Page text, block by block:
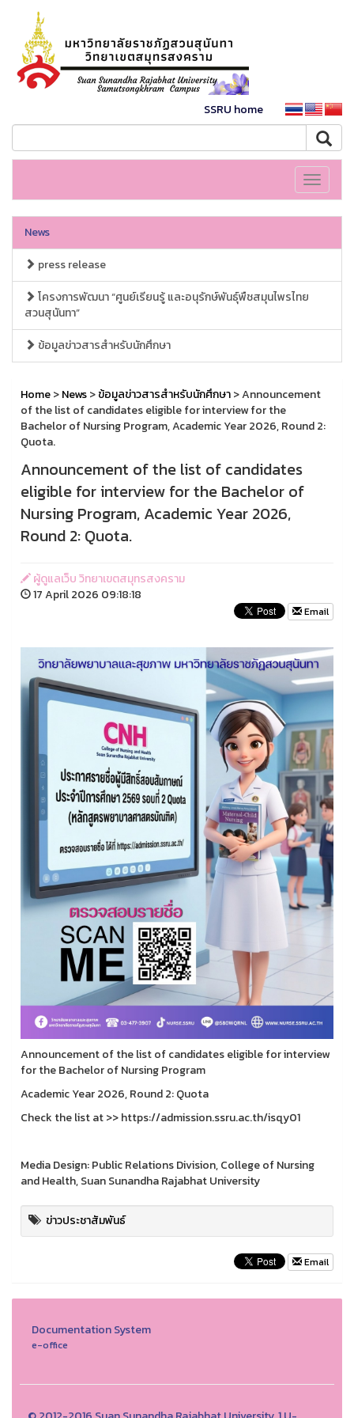
SSRU home
Toggle
News
press release
โครงการพัฒนา “ศูนย์เรียนรู้ และอนุรักษ์พันธุ์พืชสมุนไพรไทย
สวนสุนันทา”
ข้อมูลข่าวสารสำหรับนักศึกษา
Home>News>ข้อมูลข่าวสารสำหรับนักศึกษา> Announcement
of the list of candidates eligible for interview for the
Bachelor of Nursing Program, Academic Year 2026, Round 2:
Quota.
Announcement of the list of candidates
eligible for interview for the Bachelor of
Nursing Program, Academic Year 2026,
Round 2: Quota.
ผู้ดูแลเว็บ วิทยาเขตสมุทรสงคราม
17 April 2026 09:18:18
Email
Announcement of the list of candidates eligible for interview
for the Bachelor of Nursing Program
Academic Year 2026, Round 2: Quota
Check the list at >> https://admission.ssru.ac.th/isqy01
Media Design: Public Relations Division, College of Nursing
and Health, Suan Sunandha Rajabhat University
ข่าวประชาสัมพันธ์
Email
Documentation System
e-office